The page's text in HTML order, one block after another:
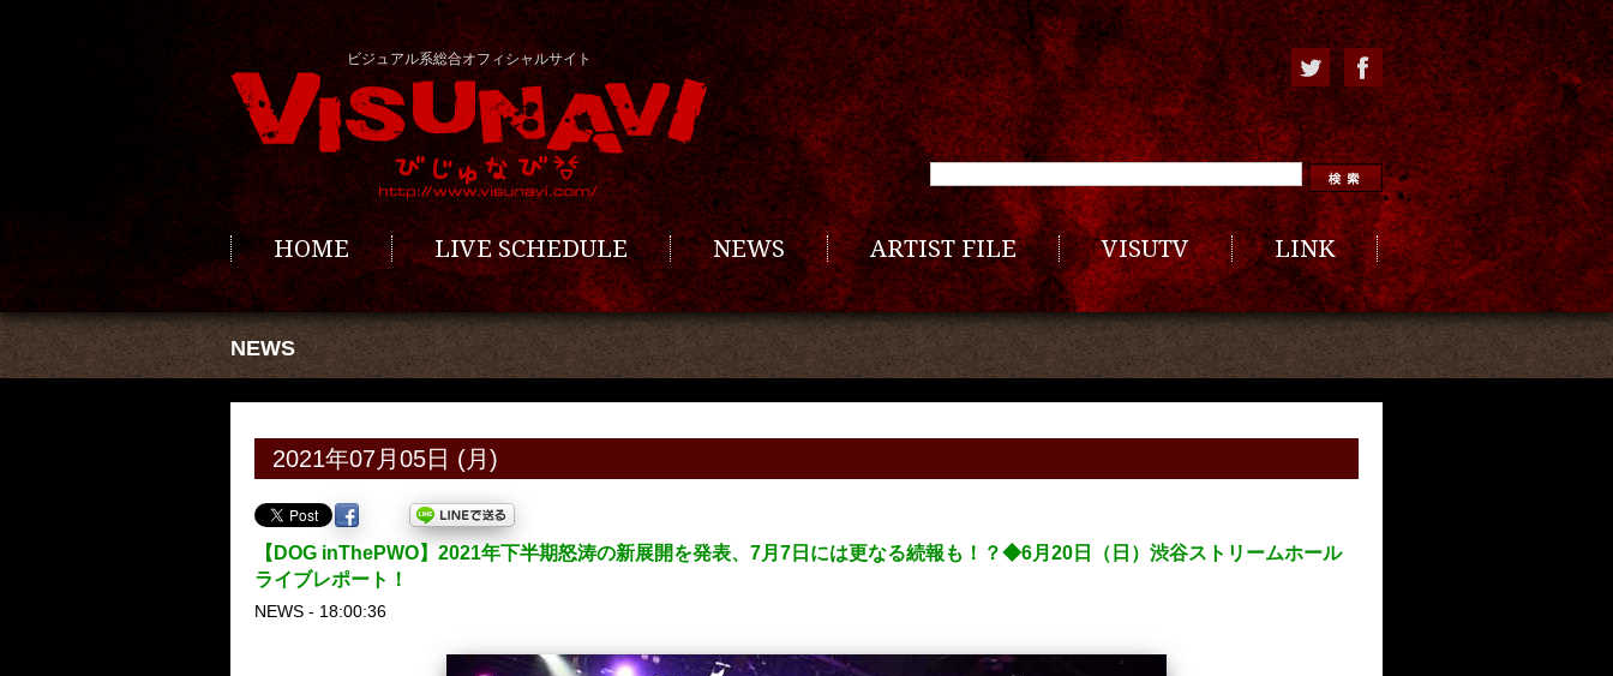
ビジュアル系総合オフィシャルサイト
HOME LIVE SCHEDULE NEWS ARTIST FILE VISUTV LINK
NEWS
2021年07月05日 (月)
【DOG inThePWO】2021年下半期怒涛の新展開を発表、7月7日には更なる続報も！？◆6月20日（日）渋谷ストリームホール
ライブレポート！
NEWS - 18:00:36